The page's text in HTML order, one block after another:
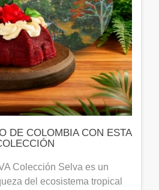
DE COLOMBIA CON ESTA
Colección Selva es un
del ecosistema tropical